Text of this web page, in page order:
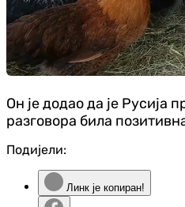
Он је додао да је Русија
разговора била
Подијели:
Линк је копиран!